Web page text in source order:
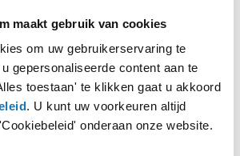
maakt gebruik van cookies
om uw gebruikerservaring te
gepersonaliseerde content aan te
toestaan' te klikken gaat u akkoord
. U kunt uw voorkeuren altijd
onderaan onze website.
client-side exception has occurred while
(see the browser console
more information).